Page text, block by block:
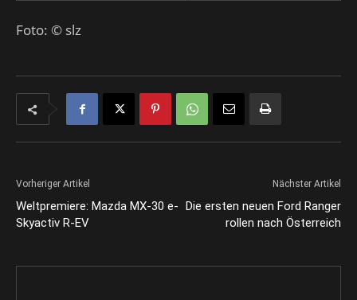
Foto: © slz
Vorheriger Artikel
Weltpremiere: Mazda MX-30 e-
Skyactiv R-EV
Nächster Artikel
Die ersten neuen Ford Ranger
rollen nach Österreich